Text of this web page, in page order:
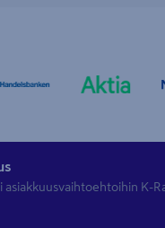
asiakkuusvaihtoehtoihin K-